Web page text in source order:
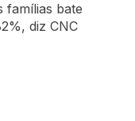
famílias bate
diz CNC